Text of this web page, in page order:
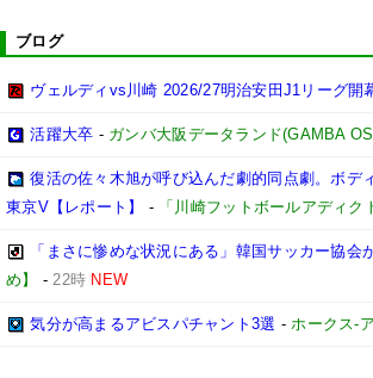
ブログ
ヴェルディvs川崎 2026/27明治安田J1リーグ開
活躍大卒 - ガンバ大阪データランド(GAMBA
復活の佐々木旭が呼び込んだ劇的同点劇。ボ
東京V【レポート】
- 「川崎フットボールアディク
「まさに惨めな状況にある」韓国サッカー協会
め】
-22時 NEW
気分が高まるアビスパチャント3選 -ホークス-